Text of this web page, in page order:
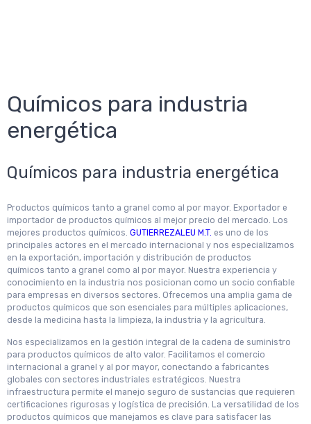
Químicos para industria
energética
Químicos para industria energética
Productos químicos tanto a granel como al por mayor. Exportador e
importador de productos químicos al mejor precio del mercado. Los
mejores productos químicos. GUTIERREZALEU M.T. es uno de los
principales actores en el mercado internacional y nos especializamos
en la exportación, importación y distribución de productos
químicos tanto a granel como al por mayor. Nuestra experiencia y
conocimiento en la industria nos posicionan como un socio confiable
para empresas en diversos sectores. Ofrecemos una amplia gama de
productos químicos que son esenciales para múltiples aplicaciones,
desde la medicina hasta la limpieza, la industria y la agricultura.
Nos especializamos en la gestión integral de la cadena de suministro
para productos químicos de alto valor. Facilitamos el comercio
internacional a granel y al por mayor, conectando a fabricantes
globales con sectores industriales estratégicos. Nuestra
infraestructura permite el manejo seguro de sustancias que requieren
certificaciones rigurosas y logística de precisión. La versatilidad de los
productos químicos que manejamos es clave para satisfacer las